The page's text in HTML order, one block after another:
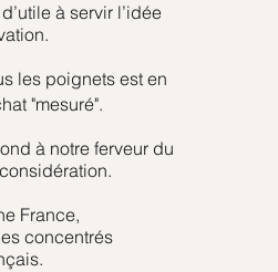
à servir l’idée
les poignets est en
"mesuré".
à notre ferveur du
France,
concentrés